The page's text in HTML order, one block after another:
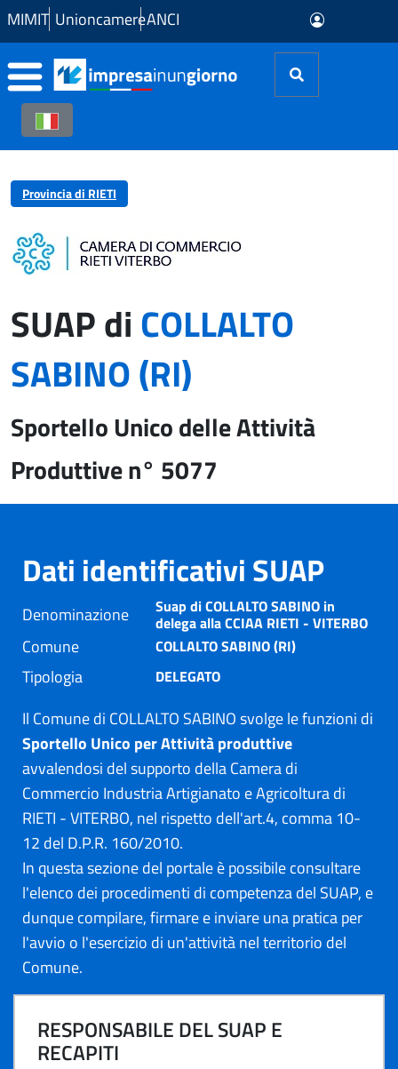
Skip to Main Content
MIMIT UnioncamereANCI
Provincia di RIETI
SUAP diCOLLALTO
SABINO (RI)
Sportello Unico delle Attività
Produttive n° 5077
Dati identificativi SUAP
Denominazione Suap di COLLALTO SABINO in
delega alla CCIAA RIETI - VITERBO
Comune COLLALTO SABINO (RI)
Tipologia DELEGATO
Il Comune di COLLALTO SABINO svolge le funzioni di
Sportello Unico per Attività produttive
avvalendosi del supporto della Camera di
Commercio Industria Artigianato e Agricoltura di
RIETI - VITERBO, nel rispetto dell'art.4, comma 10-
12 del D.P.R. 160/2010.
In questa sezione del portale è possibile consultare
l'elenco dei procedimenti di competenza del SUAP, e
dunque compilare, firmare e inviare una pratica per
l'avvio o l'esercizio di un'attività nel territorio del
Comune.
RESPONSABILE DEL SUAP E
RECAPITI